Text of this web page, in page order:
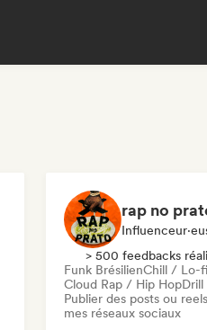
rap no
> 500 feedbacks
Funk BrésilienChill / Lo-
Cloud Rap / Hip HopDrill
Publier des posts ou
mes réseaux sociaux